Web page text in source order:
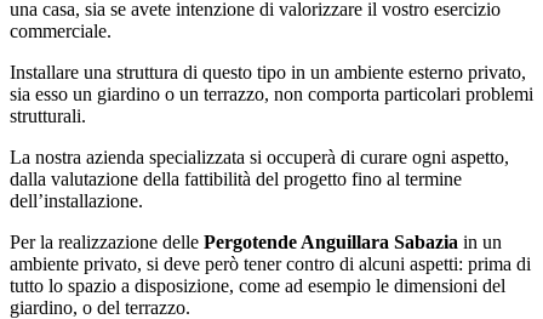
una casa, sia se avete intenzione di valorizzare il vostro esercizio
commerciale.
Installare una struttura di questo tipo in un ambiente esterno privato,
sia esso un giardino o un terrazzo, non comporta particolari problemi
strutturali.
La nostra azienda specializzata si occuperà di curare ogni aspetto,
dalla valutazione della fattibilità del progetto fino al termine
dell’installazione.
Per la realizzazione delle Pergotende Anguillara Sabazia in un
ambiente privato, si deve però tener contro di alcuni aspetti: prima di
tutto lo spazio a disposizione, come ad esempio le dimensioni del
giardino, o del terrazzo.